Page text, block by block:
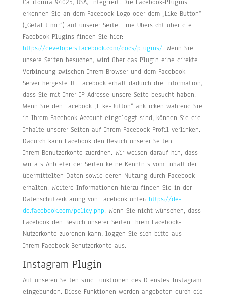
California 94025, USA, integriert. Die Facebook-Plugins
erkennen Sie an dem Facebook-Logo oder dem „Like-Button“
(„Gefällt mir“) auf unserer Seite. Eine Übersicht über die
Facebook-Plugins finden Sie hier:
https://developers.facebook.com/docs/plugins/. Wenn Sie
unsere Seiten besuchen, wird über das Plugin eine direkte
Verbindung zwischen Ihrem Browser und dem Facebook-
Server hergestellt. Facebook erhält dadurch die Information,
dass Sie mit Ihrer IP-Adresse unsere Seite besucht haben.
Wenn Sie den Facebook „Like-Button“ anklicken während Sie
in Ihrem Facebook-Account eingeloggt sind, können Sie die
Inhalte unserer Seiten auf Ihrem Facebook-Profil verlinken.
Dadurch kann Facebook den Besuch unserer Seiten
Ihrem Benutzerkonto zuordnen. Wir weisen darauf hin, dass
wir als Anbieter der Seiten keine Kenntnis vom Inhalt der
übermittelten Daten sowie deren Nutzung durch Facebook
erhalten. Weitere Informationen hierzu finden Sie in der
Datenschutzerklärung von Facebook unter: https://de-
de.facebook.com/policy.php. Wenn Sie nicht wünschen, dass
Facebook den Besuch unserer Seiten Ihrem Facebook-
Nutzerkonto zuordnen kann, loggen Sie sich bitte aus
Ihrem Facebook-Benutzerkonto aus.
Instagram Plugin
Auf unseren Seiten sind Funktionen des Dienstes Instagram
eingebunden. Diese Funktionen werden angeboten durch die